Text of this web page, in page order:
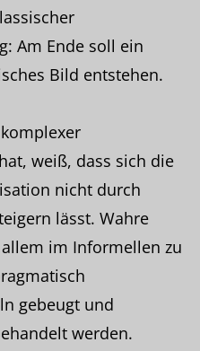
Am Ende soll ein
Bild entstehen.
weiß, dass sich die
nicht durch
lässt. Wahre
im Informellen zu
gebeugt und
werden.